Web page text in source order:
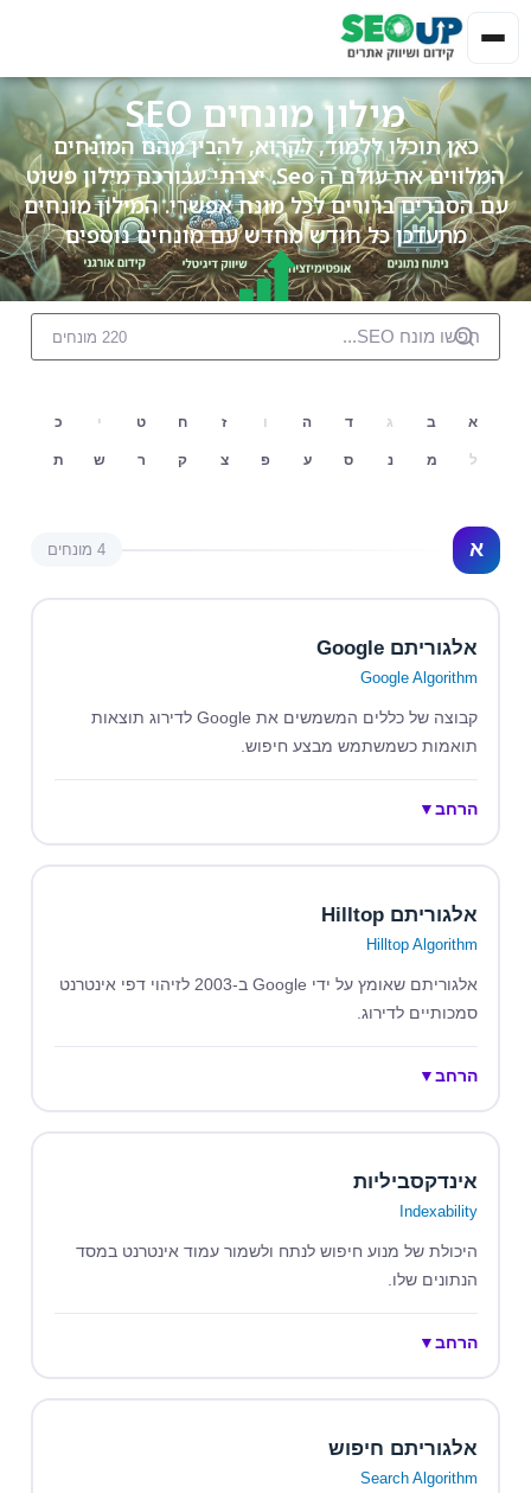
מילון מונחים SEO
כאן תוכלו ללמוד, לקרוא, להבין מהם המונחים
המלווים את עולם ה Seo. יצרתי עבורכם מילון פשוט
עם הסברים ברורים לכל מונח אפשרי. המילון מונחים
מתעדכן כל חודש מחדש עם מונחים נוספים
220 מונחים
א ב ג ד ה ו ז ח ט י כ
ל מ נ ס ע פ צ ק ר ש ת
א 4 מונחים
אלגוריתם Google
Google Algorithm
קבוצה של כללים המשמשים את Google לדירוג תוצאות
תואמות כשמשתמש מבצע חיפוש.
הרחב▼
אלגוריתם Hilltop
Hilltop Algorithm
אלגוריתם שאומץ על ידי Google ב-2003 לזיהוי דפי אינטרנט
סמכותיים לדירוג.
הרחב▼
אינדקסביליות
Indexability
היכולת של מנוע חיפוש לנתח ולשמור עמוד אינטרנט במסד
הנתונים שלו.
הרחב▼
אלגוריתם חיפוש
Search Algorithm